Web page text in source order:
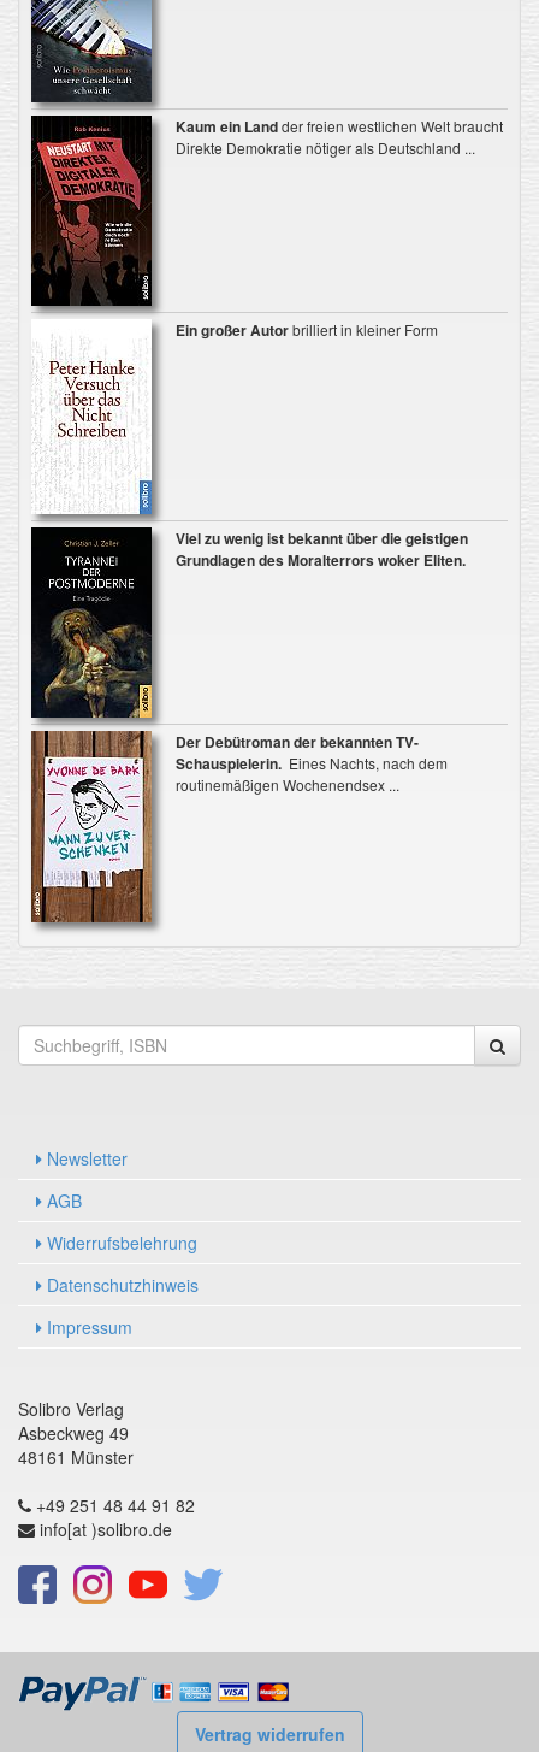
Kaum ein Landder freien westlichen Welt braucht
Direkte Demokratie nötiger als Deutschland ...
Ein großer Autorbrilliert in kleiner Form
Viel zu wenig ist bekanntüber die geistigen
Grundlagen des Moralterrors woker Eliten.
Der Debütroman der bekannten TV-
Schauspielerin.Eines Nachts, nach dem
routinemäßigen Wochenendsex ...
Newsletter
AGB
Widerrufsbelehrung
Datenschutzhinweis
Impressum
Solibro Verlag
Asbeckweg 49
48161 Münster
+49 251 48 44 91 82
info[at )solibro.de
Vertrag widerrufen